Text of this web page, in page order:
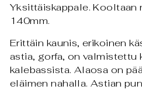
Yksittäiskappale. Kooltaan
140mm.
Erittäin kaunis, erikoinen
astia, gorfa, on valmistettu
kalebassista. Alaosa on
eläimen nahalla. Astian